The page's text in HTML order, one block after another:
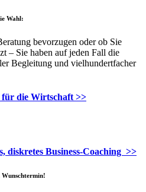
Wahl:
bevorzugen oder ob Sie
– Sie haben auf jeden Fall die
Begleitung und vielhundertfacher
für die Wirtschaft >>
diskretes Business-Coaching >>
Wunschtermin!